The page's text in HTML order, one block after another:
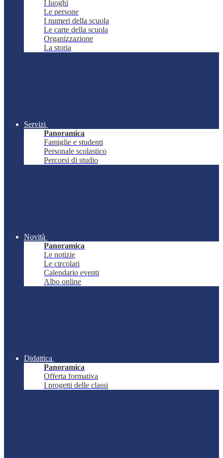
I luoghi
Le persone
I numeri della scuola
Le carte della scuola
Organizzazione
La storia
Servizi
Panoramica
Famiglie e studenti
Personale scolastico
Percorsi di studio
Novità
Panoramica
Le notizie
Le circolari
Calendario eventi
Albo online
Didattica
Panoramica
Offerta formativa
I progetti delle classi